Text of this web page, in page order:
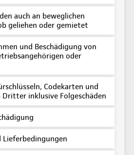
auch an beweglichen
geliehen oder gemietet
und Beschädigung von
oder
Codekarten und
Dritter inklusive Folgeschäden
Lieferbedingungen